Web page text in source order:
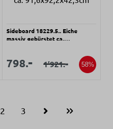
Sideboard 18229.5.. Eiche
massiv gebürstet ca.
Verkaufspreis:
Verkaufspreis:
798.- Regulärer Preis:
1’921.- 58%
Seite
2 Seite
3